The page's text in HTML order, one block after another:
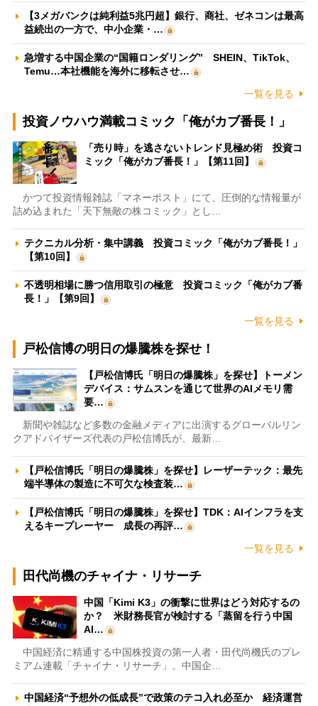
【3メガバンクは純利益5兆円超】銀行、商社、ゼネコンは最高
益続出の一方で、中小企業・…
急増する中国企業の“国籍ロンダリング” SHEIN、TikTok、
Temu…本社機能を海外に移転させ…
一覧を見る
投資ノウハウ満載コミック「俺がカブ番長！」
「売り時」を逃さないトレンド見極め術 投資コ
ミック「俺がカブ番長！」【第11回】
かつて投資情報雑誌「マネーポスト」にて、圧倒的な情報量が
詰め込まれた「天下無敵の株コミック」とし…
テクニカル分析・集中講義 投資コミック「俺がカブ番長！」
【第10回】
不透明相場に勝つ信用取引の極意 投資コミック「俺がカブ番
長！」【第9回】
一覧を見る
戸松信博の明日の爆騰株を探せ！
【戸松信博氏「明日の爆騰株」を探せ】トーメン
デバイス：サムスンを通じて世界のAIメモリ需
要…
新聞や雑誌など多数の金融メディアに出演するグローバルリン
クアドバイザーズ代表の戸松信博氏が、最新…
【戸松信博氏「明日の爆騰株」を探せ】レーザーテック：最先
端半導体の製造に不可欠な検査装…
【戸松信博氏「明日の爆騰株」を探せ】TDK：AIインフラを支
えるキープレーヤー 成長の再評…
一覧を見る
田代尚機のチャイナ・リサーチ
中国「Kimi K3」の衝撃に世界はどう対応するの
か？ 米財務長官が検討する「蒸留を行う中国
AI…
中国経済に精通する中国株投資の第一人者・田代尚機氏のプレ
ミアム連載「チャイナ・リサーチ」。中国企…
中国経済“予想外の低成長”で政策のテコ入れ必至か 経済運営